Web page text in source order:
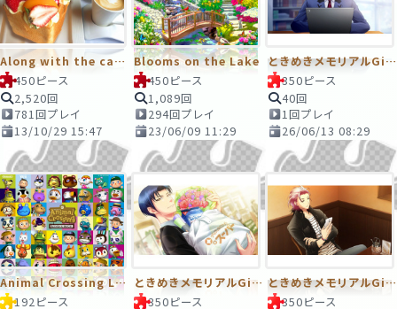
Along with the café latte
450ピース
2,520回
781回プレイ
13/10/29 15:47
Blooms on the Lake
450ピース
1,089回
294回プレイ
23/06/09 11:29
ときめきメモリアルGirl’sSide4thHeart 柊夜ノ介～日常のひとコマ～
350ピース
40回
1回プレイ
26/06/13 08:29
Animal Crossing Let's Go To The City
192ピース
ときめきメモリアルGirl’sSide4thHeart 柊夜ノ介スチル
350ピース
ときめきメモリアルGirl’sSide4thHeart 七ツ森実～日常のひとコマ～
350ピース